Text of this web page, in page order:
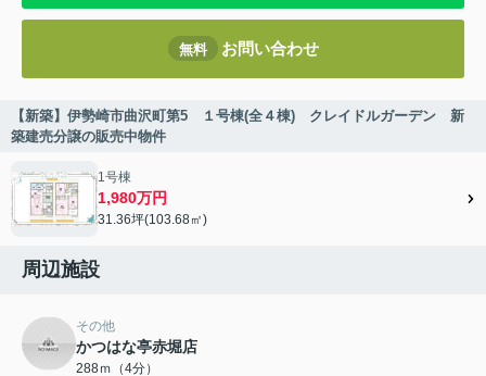
無料 お問い合わせ
【新築】伊勢崎市曲沢町第5 １号棟(全４棟) クレイドルガーデン 新
築建売分譲の販売中物件
1号棟
1,980万円
31.36坪(103.68㎡)
周辺施設
その他
かつはな亭赤堀店
288ｍ（4分）